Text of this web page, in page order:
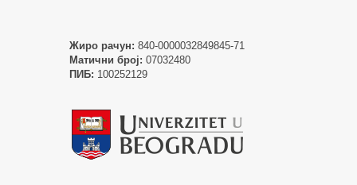
Жиро рачун: 840-0000032849845-71
Матични број: 07032480
ПИБ: 100252129